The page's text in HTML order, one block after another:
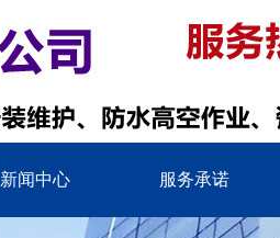
新闻中心 服务承诺